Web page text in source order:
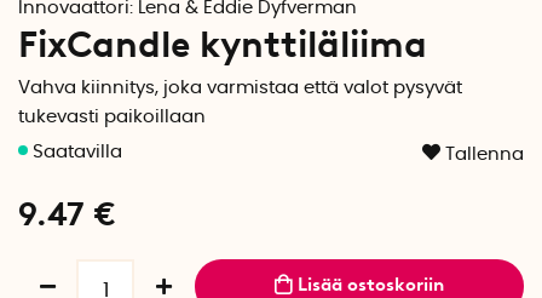
Innovaattori: Lena & Eddie Dyfverman
FixCandle kynttiläliima
Vahva kiinnitys, joka varmistaa että valot pysyvät
tukevasti paikoillaan
Tallenna
9.47 €
Lisää ostoskoriin